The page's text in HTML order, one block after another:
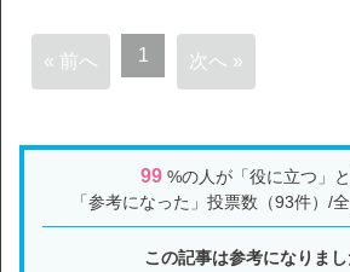
« 前へ 1 次へ »
99 %の人が「役に立つ」と
「参考になった」投票数（93件）/
この記事は参考になりまし